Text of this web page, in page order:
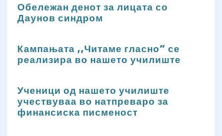
Обележан денот за лицата со
Даунов синдром
Кампањата ,,Читаме гласно” се
реализира во нашето училиште
Ученици од нашето училиште
учествуваа во натпреваро за
финансиска писменост